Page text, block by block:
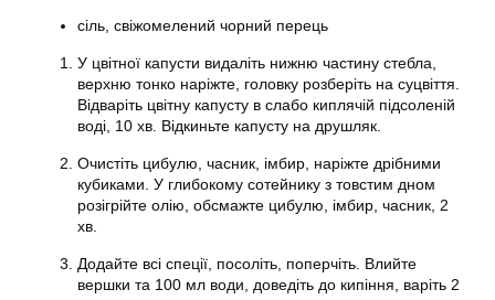
сіль, свіжомелений чорний перець
У цвітної капусти видаліть нижню частину стебла,
верхню тонко наріжте, головку розберіть на суцвіття.
Відваріть цвітну капусту в слабо киплячій підсоленій
воді, 10 хв. Відкиньте капусту на друшляк.
Очистіть цибулю, часник, імбир, наріжте дрібними
кубиками. У глибокому сотейнику з товстим дном
розігрійте олію, обсмажте цибулю, імбир, часник, 2
хв.
Додайте всі спеції, посоліть, поперчіть. Влийте
вершки та 100 мл води, доведіть до кипіння, варіть 2